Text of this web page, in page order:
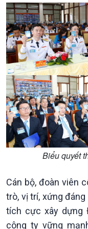
Biểu quyết
Cán bộ, đoàn viên
trò, vị trí, xứng
tích cực xây dựng
công ty vững